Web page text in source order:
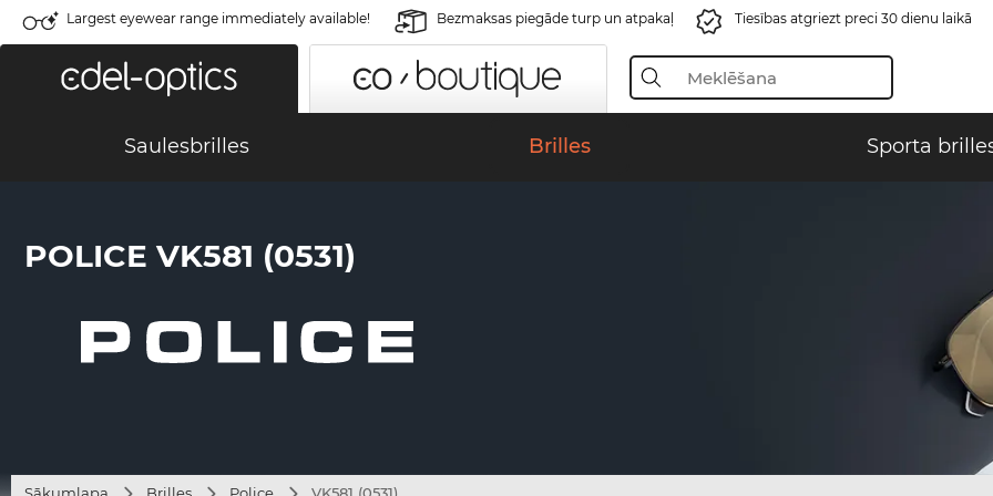
Largest eyewear range immediately available! Bezmaksas piegāde turp un atpakaļ Tiesības atgriezt preci 30 dienu laikā
Saulesbrilles Brilles Sporta
POLICE VK581 (0531)